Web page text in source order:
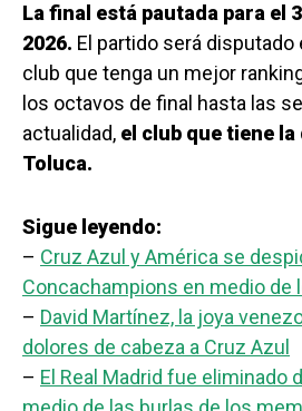
La final está pautada para el
2026. El partido será disputado
club que tenga un mejor
los octavos de final hasta las
actualidad, el club que tiene la
Toluca.
Sigue leyendo:
– Cruz Azul y América se
Concachampions en medio de
– David Martínez, la joya
dolores de cabeza a Cruz Azul
– El Real Madrid fue eliminado